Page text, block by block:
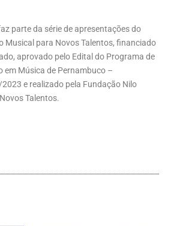
parte da série de apresentações do
Musical para Novos Talentos, financiado
aprovado pelo Edital do Programa de
em Música de Pernambuco –
2023 e realizado pela Fundação Nilo
Talentos.